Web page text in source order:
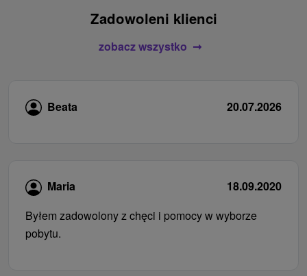
Zadowoleni klienci
zobacz wszystko
Beata 20.07.2026
Maria
18.09.2020
Byłem zadowolony z chęci i pomocy w wyborze
pobytu.